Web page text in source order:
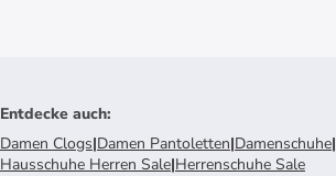
Entdecke auch:
Damen Clogs|Damen Pantoletten|Damenschuhe|
Hausschuhe Herren Sale|Herrenschuhe Sale